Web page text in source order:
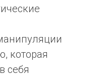
которая
себя